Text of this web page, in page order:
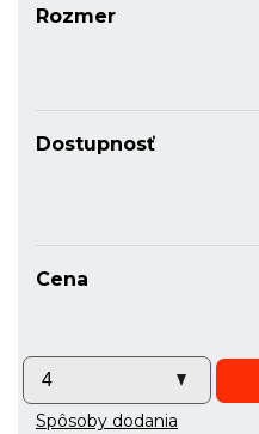
Rozmer
Dostupnosť
Cena
Spôsoby dodania